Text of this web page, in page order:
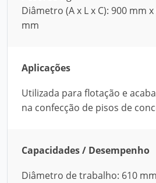
Diâmetro (A x L x C): 900 mm
mm
Aplicações
Utilizada para flotação e
na confecção de pisos de
Capacidades / Desempenho
Diâmetro de trabalho: 610 mm